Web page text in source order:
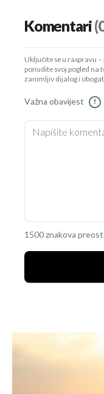
Komentari
Uključite se u raspravu
ponudite svoj pogled na
zanimljiv dijalog i
Važna obavijest !
1500 znakova